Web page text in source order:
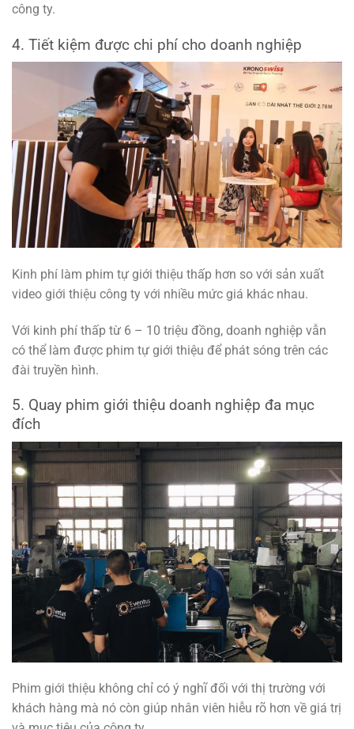
công ty.
4. Tiết kiệm được chi phí cho doanh nghiệp
Kinh phí làm phim tự giới thiệu thấp hơn so với sản xuất
video giới thiệu công ty với nhiều mức giá khác nhau.
Với kinh phí thấp từ 6 – 10 triệu đồng, doanh nghiệp vẫn
có thể làm được phim tự giới thiệu để phát sóng trên các
đài truyền hình.
5. Quay phim giới thiệu doanh nghiệp đa mục
đích
Phim giới thiệu không chỉ có ý nghĩ đối với thị trường với
khách hàng mà nó còn giúp nhân viên hiễu rõ hơn về giá trị